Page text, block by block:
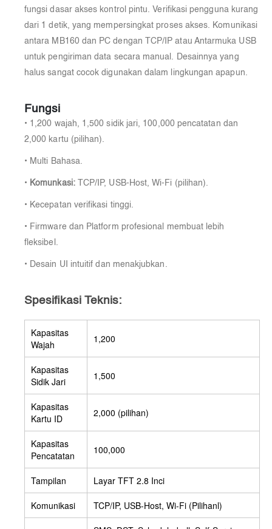
fungsi dasar akses kontrol pintu. Verifikasi pengguna kurang
dari 1 detik, yang mempersingkat proses akses. Komunikasi
antara MB160 dan PC dengan TCP/IP atau Antarmuka USB
untuk pengiriman data secara manual. Desainnya yang
halus sangat cocok digunakan dalam lingkungan apapun.
Fungsi
• 1,200 wajah, 1,500 sidik jari, 100,000 pencatatan dan
2,000 kartu (pilihan).
• Multi Bahasa.
• Komunkasi:TCP/IP, USB-Host, Wi-Fi (pilihan).
• Kecepatan verifikasi tinggi.
• Firmware dan Platform profesional membuat lebih
fleksibel.
• Desain UI intuitif dan menakjubkan.
Spesifikasi Teknis:
Kapasitas
Wajah
1,200
Kapasitas
Sidik Jari
1,500
Kapasitas
Kartu ID
2,000 (pilihan)
Kapasitas
Pencatatan
100,000
Tampilan Layar TFT 2.8 Inci
Komunikasi TCP/IP, USB-Host, Wi-Fi (Pilihanl)